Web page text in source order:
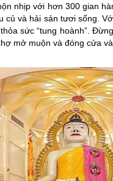
nhịp với hơn 300 gian
củ và hải sản tươi sống.
sức “tung hoành”.
mở muộn và đóng cửa